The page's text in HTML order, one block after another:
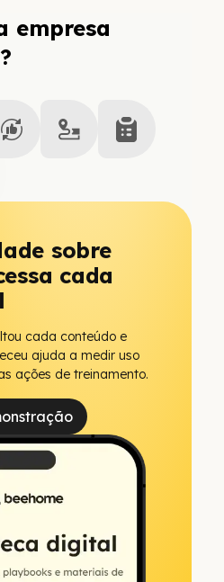
empresa
sobre
cada
cada conteúdo e
ajuda a medir uso
ações de treinamento.